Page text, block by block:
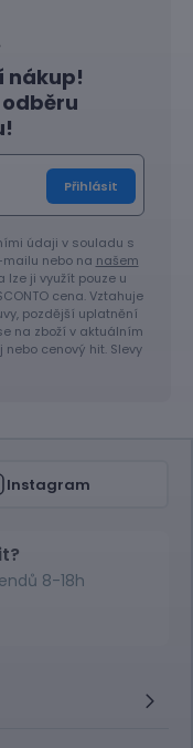
nákup!
Přihlásit
údaji v souladu s
mailu nebo na našem
lze ji využít pouze u
cena. Vztahuje
pozdější uplatnění
na zboží v aktuálním
cenový hit. Slevy
Instagram
8-18h